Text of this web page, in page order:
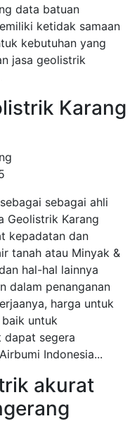
data batuan
ketidak samaan
kebutuhan yang
jasa geolistrik
Karang
sebagai ahli
Geolistrik Karang
kepadatan dan
tanah atau Minyak &
hal-hal lainnya
dalam penanganan
harga untuk
untuk
dapat segera
Indonesia...
akurat